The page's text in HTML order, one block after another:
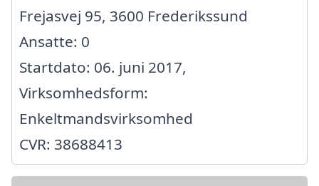
Frejasvej 95, 3600 Frederikssund
Ansatte: 0
Startdato: 06. juni 2017,
Virksomhedsform:
Enkeltmandsvirksomhed
CVR: 38688413